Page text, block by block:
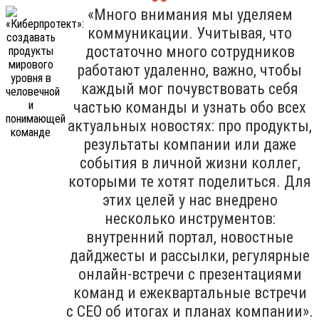
«Много внимания мы уделяем
коммуникации. Учитывая, что
достаточно много сотрудников
работают удаленно, важно, чтобы
каждый мог почувствовать себя
частью команды и узнать обо всех
актуальных новостях: про продукты,
результаты компании или даже
события в личной жизни коллег,
которыми те хотят поделиться. Для
этих целей у нас внедрено
несколько инструментов:
внутренний портал, новостные
дайджесты и рассылки, регулярные
онлайн-встречи с презентациями
команд и ежеквартальные встречи
с CEO об итогах и планах компании».